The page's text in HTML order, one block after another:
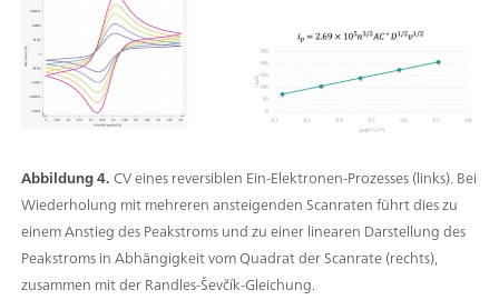
Abbildung 4.CV eines reversiblen Ein-Elektronen-Prozesses (links). Bei
Wiederholung mit mehreren ansteigenden Scanraten führt dies zu
einem Anstieg des Peakstroms und zu einer linearen Darstellung des
Peakstroms in Abhängigkeit vom Quadrat der Scanrate (rechts),
zusammen mit der Randles-Ševčík-Gleichung.